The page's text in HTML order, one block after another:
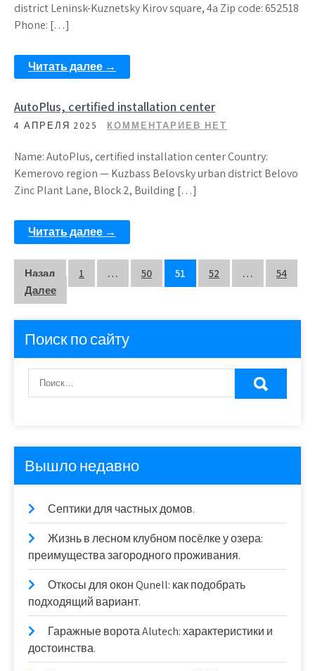
district Leninsk-Kuznetsky Kirov square, 4a Zip code: 652518
Phone: […]
Читать далее →
AutoPlus, certified installation center
4 АПРЕЛЯ 2025 КОММЕНТАРИЕВ НЕТ
Name: AutoPlus, certified installation center Country:
Kemerovo region — Kuzbass Belovsky urban district Belovo
Zinc Plant Lane, Block 2, Building […]
Читать далее →
Пагинация
записей
Назад 1 … 50 51 52 …
54
Далее
Поиск по сайту
Вышло недавно
Септики для частных домов.
Жизнь в лесном клубном посёлке у озера:
преимущества загородного проживания.
Откосы для окон Qunell: как подобрать
подходящий вариант.
Гаражные ворота Alutech: характеристики и
достоинства.